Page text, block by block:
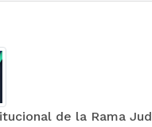
de la Rama